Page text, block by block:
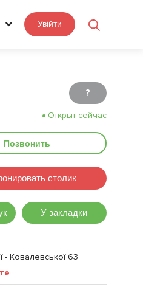
Увійти
?
Открыт сейчас
Позвонить
столик
У закладки
- Ковалевської 63